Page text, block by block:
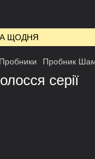
ЩОДНЯ
Пробники Пробник
серії